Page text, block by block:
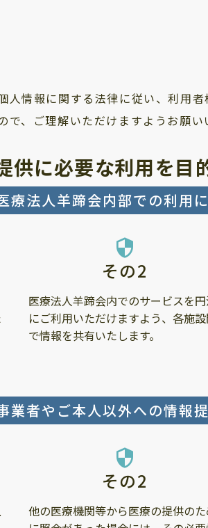
人情報に関する法律に従い、利用
で、ご理解いただけますようお願い
供に必要な利用を目
療法人羊蹄会内部での利用
security
その2
医療法人羊蹄会内でのサービスを
にご利用いただけますよう、各施
で情報を共有いたします。
業者やご本人以外への情報
security
その2
他の医療機関等から医療の提供のた